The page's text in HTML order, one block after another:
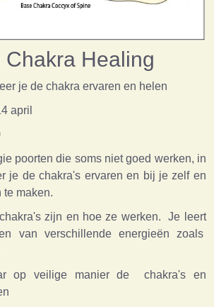
Chakra Healing
je de chakra ervaren en helen
april
poorten die soms niet goed werken, in
je de chakra's ervaren en bij je zelf en
te maken.
zijn en hoe ze werken. Je leert
van verschillende energieën zoals
op veilige manier de chakra's en